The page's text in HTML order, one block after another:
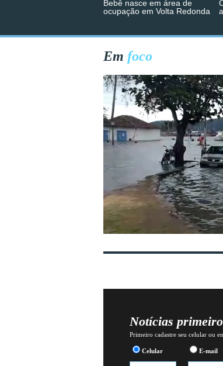
Bebê nasce em área de
ocupação em Volta Redonda
Em foco
Notícias
Primeiro cadastre seu celular ou
Celular E-mail